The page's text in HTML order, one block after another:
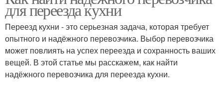
для переезда кухни
Переезд кухни - это серьезная задача, которая требует
опытного и надёжного перевозчика. Выбор перевозчика
может повлиять на успех переезда и сохранность ваших
вещей. В этой статье мы расскажем, как найти
надёжного перевозчика для переезда кухни.